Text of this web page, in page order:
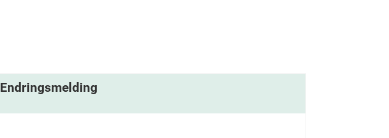
Endringsmelding